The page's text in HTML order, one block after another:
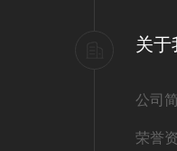
关于
公司
荣誉